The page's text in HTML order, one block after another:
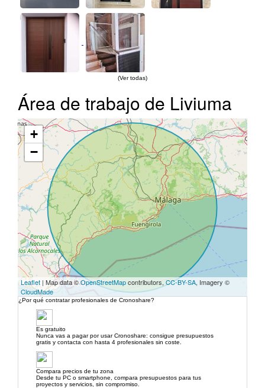
(Ver todas)
Área de trabajo de Liviuma
+
−
Leaflet | Map data ©OpenStreetMapcontributors, CC-BY-SA, Imagery ©
CloudMade
¿Por qué contratar profesionales de Cronoshare?
Es gratuito
Nunca vas a pagar por usar Cronoshare: consigue presupuestos
gratis y contacta con hasta 4 profesionales sin coste.
Compara precios de tu zona
Desde tu PC o smartphone, compara presupuestos para tus
proyectos y servicios, sin compromiso.